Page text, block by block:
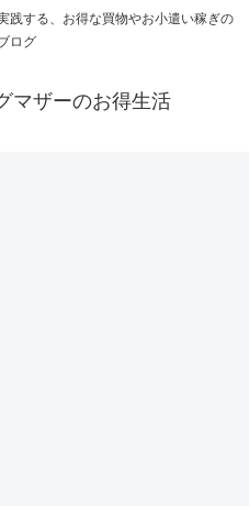
践する、お得な買物やお小遣い稼ぎの
ログ
マザーのお得生活